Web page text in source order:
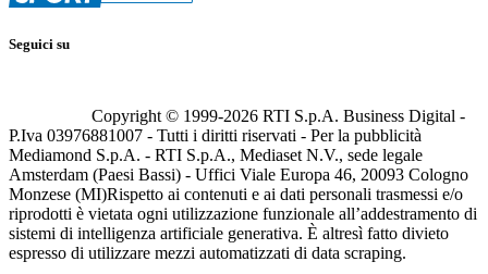
Seguici su
Copyright © 1999-2026 RTI S.p.A. Business Digital -
P.Iva 03976881007 - Tutti i diritti riservati - Per la pubblicità
Mediamond S.p.A. - RTI S.p.A., Mediaset N.V., sede legale
Amsterdam (Paesi Bassi) - Uffici Viale Europa 46, 20093 Cologno
Monzese (MI)Rispetto ai contenuti e ai dati personali trasmessi e/o
riprodotti è vietata ogni utilizzazione funzionale all’addestramento di
sistemi di intelligenza artificiale generativa. È altresì fatto divieto
espresso di utilizzare mezzi automatizzati di data scraping.